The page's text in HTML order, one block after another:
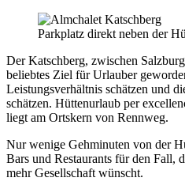
Parkplatz direkt neben der
Der Katschberg, zwischen
beliebtes Ziel für Urlauber
Leistungsverhältnis schätzen und
schätzen. Hüttenurlaub per
liegt am Ortskern von Rennweg.
Nur wenige Gehminuten von der
Bars und Restaurants für den Fall,
mehr Gesellschaft wünscht.